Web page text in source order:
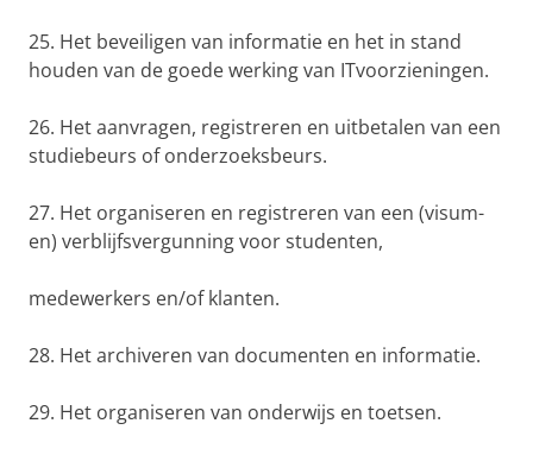
25. Het beveiligen van informatie en het in stand
houden van de goede werking van ITvoorzieningen.
26. Het aanvragen, registreren en uitbetalen van een
studiebeurs of onderzoeksbeurs.
27. Het organiseren en registreren van een (visum-
en) verblijfsvergunning voor studenten,
medewerkers en/of klanten.
28. Het archiveren van documenten en informatie.
29. Het organiseren van onderwijs en toetsen.